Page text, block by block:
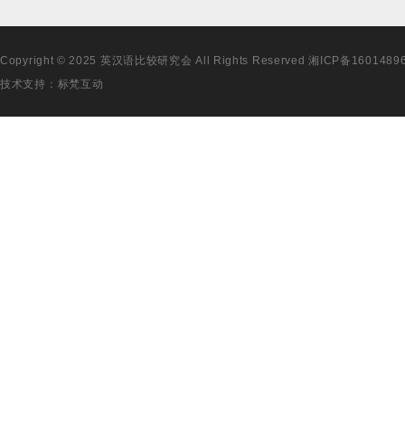
Copyright © 2025 英汉语比较研究会 All Rights Reserved湘ICP备
技术支持： 标梵互动